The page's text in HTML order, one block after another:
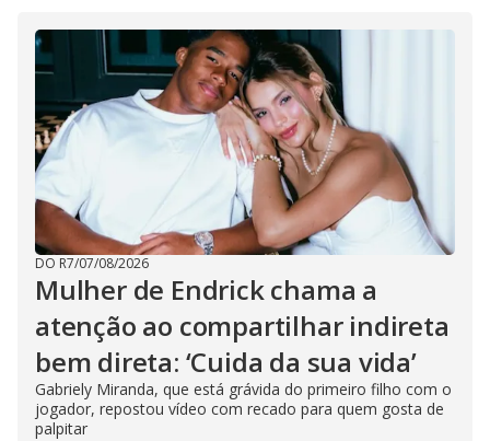
d
e
o
DO R7/07/08/2026
Mulher de Endrick chama a
atenção ao compartilhar indireta
bem direta: ‘Cuida da sua vida’
Gabriely Miranda, que está grávida do primeiro filho com o
jogador, repostou vídeo com recado para quem gosta de
palpitar